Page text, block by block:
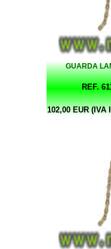
GUARDA
REF.
102,00 EUR (IVA